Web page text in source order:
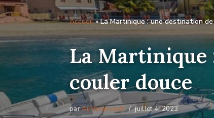
Accueil»La Martinique : une destination
La Martinique
couler douce
parAirVacancesfr juillet 4, 2023